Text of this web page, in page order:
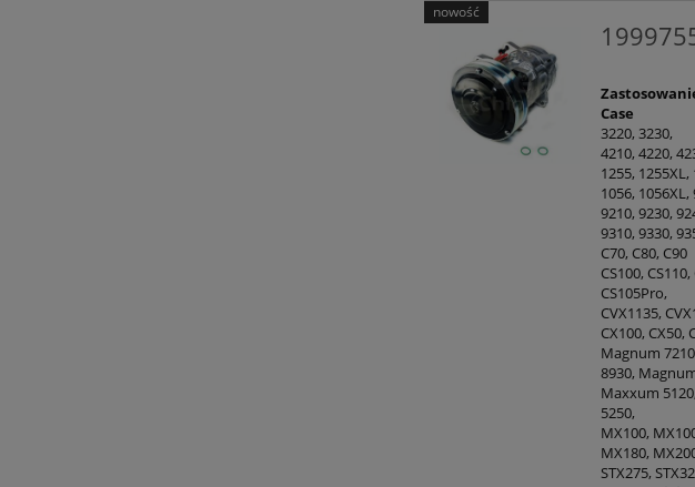
Case
3220, 3230,
4210, 4220,
1255, 1255XL,
1056, 1056XL,
9210, 9230,
9310, 9330,
C70, C80, C90
CS100,
CS105Pro,
CVX1135,
CX100, CX50,
Magnum
8930,
Maxxum
5250,
MX100,
MX180,
STX275,
nowość